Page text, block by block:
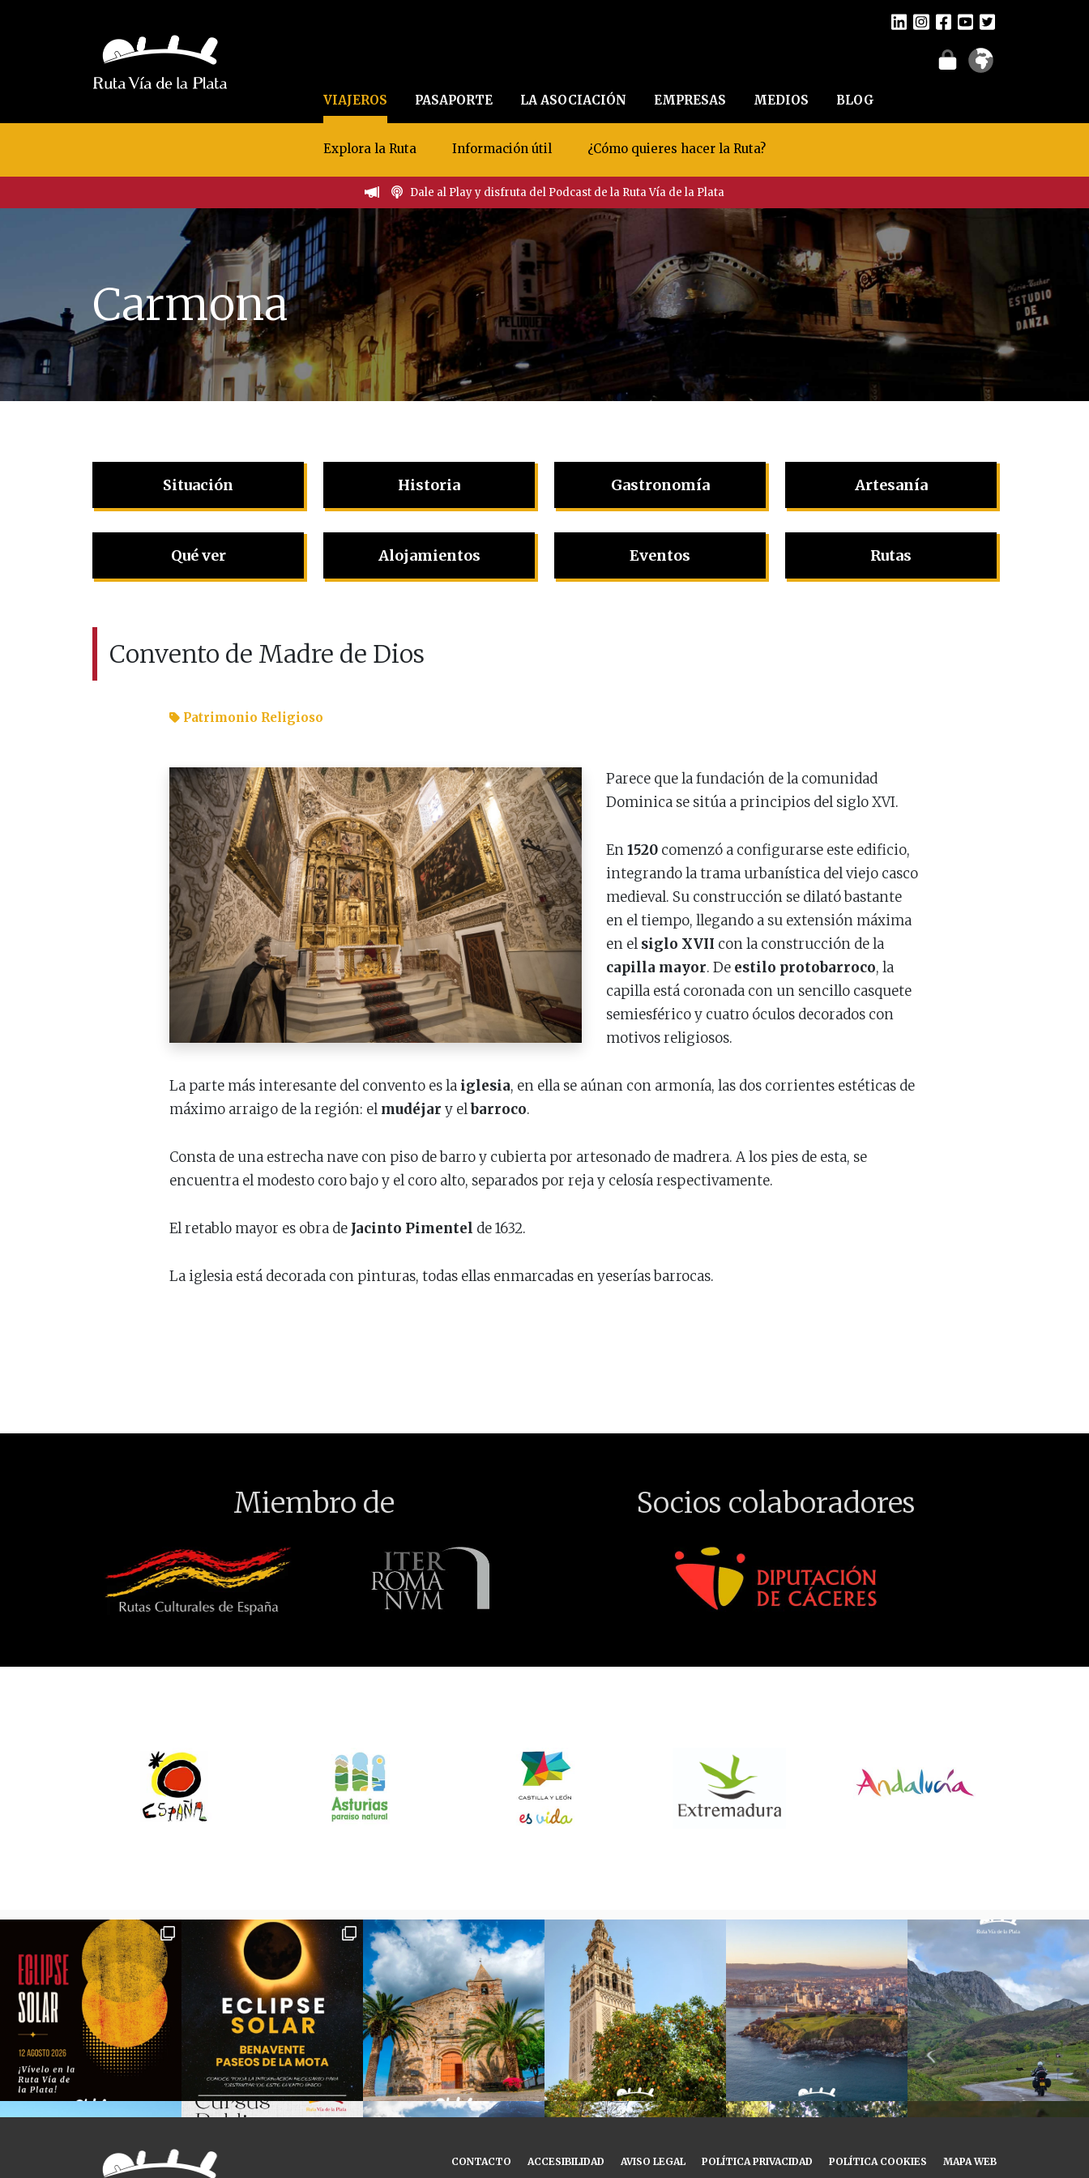
VIAJEROS PASAPORTE LA ASOCIACIÓN EMPRESAS MEDIOS BLOG
Explora la Ruta Información útil ¿Cómo quieres hacer la Ruta?
Dale al Play y disfruta del Podcast de la Ruta Vía de la Plata
Carmona
Situación Historia
Qué ver Alojamientos
Gastronomía Artesanía
Eventos Rutas
Convento de Madre de Dios
Patrimonio Religioso
Parece que la fundación de la comunidad
Dominica se sitúa a principios del siglo XVI.
En1520 comenzó a configurarse este edificio,
integrando la trama urbanística del viejo casco
medieval. Su construcción se dilató bastante
en el tiempo, llegando a su extensión máxima
en elsiglo XVII con la construcción de la
capilla mayor. De estilo protobarroco, la
capilla está coronada con un sencillo casquete
semiesférico y cuatro óculos decorados con
motivos religiosos.
La parte más interesante del convento es la iglesia, en ella se aúnan con armonía, las dos corrientes estéticas de
máximo arraigo de la región: elmudéjar y elbarroco.
Consta de una estrecha nave con piso de barro y cubierta por artesonado de madrera. A los pies de esta, se
encuentra el modesto coro bajo y el coro alto, separados por reja y celosía respectivamente.
El retablo mayor es obra de Jacinto Pimentel de 1632.
La iglesia está decorada con pinturas, todas ellas enmarcadas en yeserías barrocas.
Miembro de Socios colaboradores
CONTACTO ACCESIBILIDAD AVISO LEGAL POLÍTICA PRIVACIDAD POLÍTICA COOKIES MAPA WEB